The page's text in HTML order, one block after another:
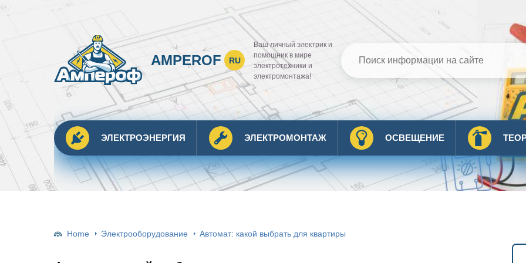
AMPEROF RU
Ваш личный электрик и
помощник в мире
электротехники и
электромонтажа!
ЭЛЕКТРОЭНЕРГИЯ ЭЛЕКТРОМОНТАЖ ОСВЕЩЕНИЕ
Home Электрооборудование Автомат: какой выбрать для квартиры